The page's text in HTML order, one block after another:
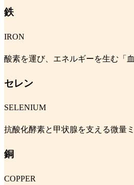
鉄
IRON
酸素を運び、エネルギーを生む「血
セレン
SELENIUM
抗酸化酵素と甲状腺を支える微量
銅
COPPER